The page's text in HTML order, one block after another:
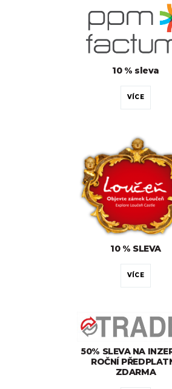
10 % sleva
VÍCE
10 % SLEVA
VÍCE
50% SLEVA NA
ROČNÍ
ZDARMA